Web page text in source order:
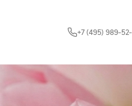
+7 (495) 989-52-